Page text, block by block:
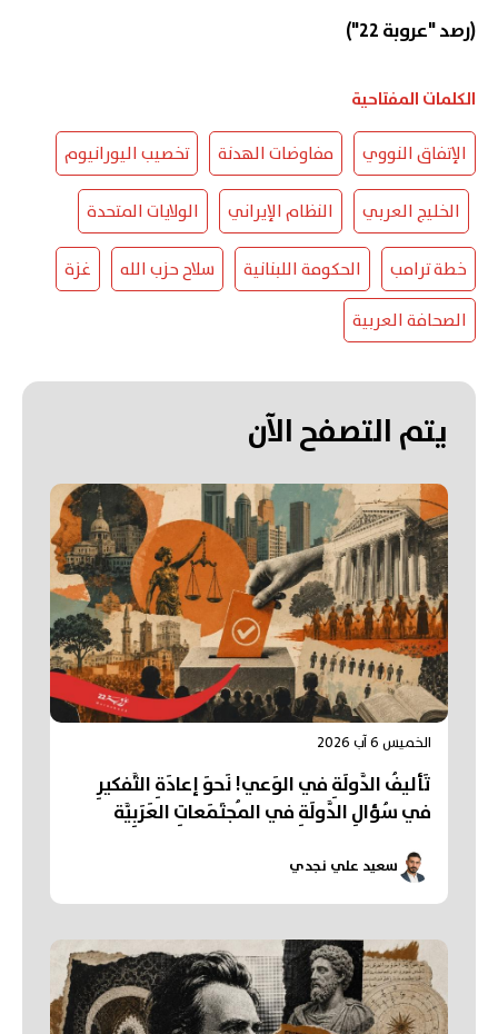
(رصد "عروبة 22")
الكلمات المفتاحية
الإتفاق النووي مفاوضات الهدنة تخصيب اليورانيوم
الخليج العربي النظام الإيراني الولايات المتحدة
خطة ترامب الحكومة اللبنانية سلاح حزب الله
غزة
الصحافة العربية
يتم التصفح الآن
الخميس 6 آب 2026
تَأليفُ الدَّولَةِ في الوَعي! نَحوَ إعادَةِ التَّفكيرِ
في سُؤالِ الدَّولَةِ في المُجتَمَعاتِ العَرَبِيَّة
سعيد علي نجدي